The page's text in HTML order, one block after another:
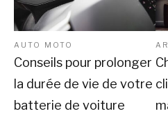
AUTO MOTO
Conseils pour prolonger
la durée de vie de votre
batterie de voiture